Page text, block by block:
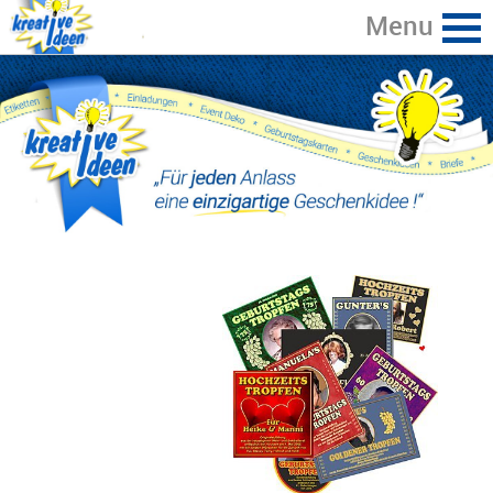
Home zurück
Geschenke mit individuellen Etiketten
Glückwunschkarten/ Gutscheine
Spaßige Vorträge zum Geburtstag
Kreative Ideen Terborg